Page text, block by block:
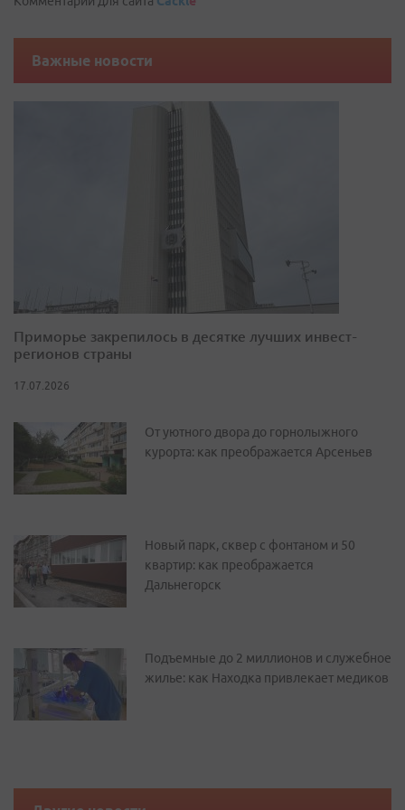
Важные новости
Приморье закрепилось в десятке лучших инвест-
регионов страны
17.07.2026
От уютного двора до горнолыжного
курорта: как преображается Арсеньев
Новый парк, сквер с фонтаном и 50
квартир: как преображается
Дальнегорск
Подъемные до 2 миллионов и служебное
жилье: как Находка привлекает медиков